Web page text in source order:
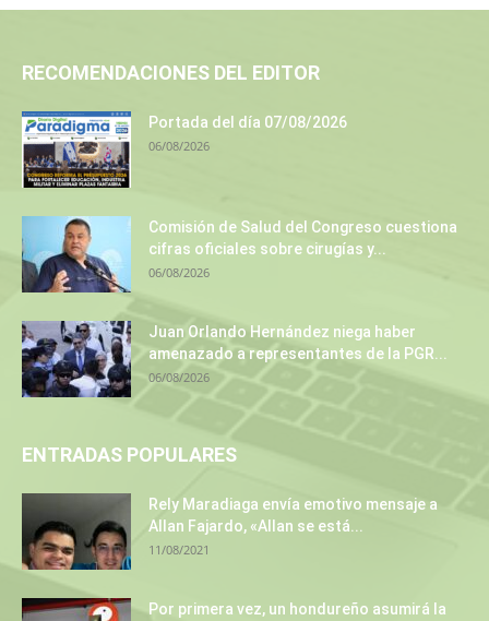
RECOMENDACIONES DEL EDITOR
Portada del día 07/08/2026
06/08/2026
Comisión de Salud del Congreso cuestiona
cifras oficiales sobre cirugías y...
06/08/2026
Juan Orlando Hernández niega haber
amenazado a representantes de la PGR...
06/08/2026
ENTRADAS POPULARES
Rely Maradiaga envía emotivo mensaje a
Allan Fajardo, «Allan se está...
11/08/2021
Por primera vez, un hondureño asumirá la